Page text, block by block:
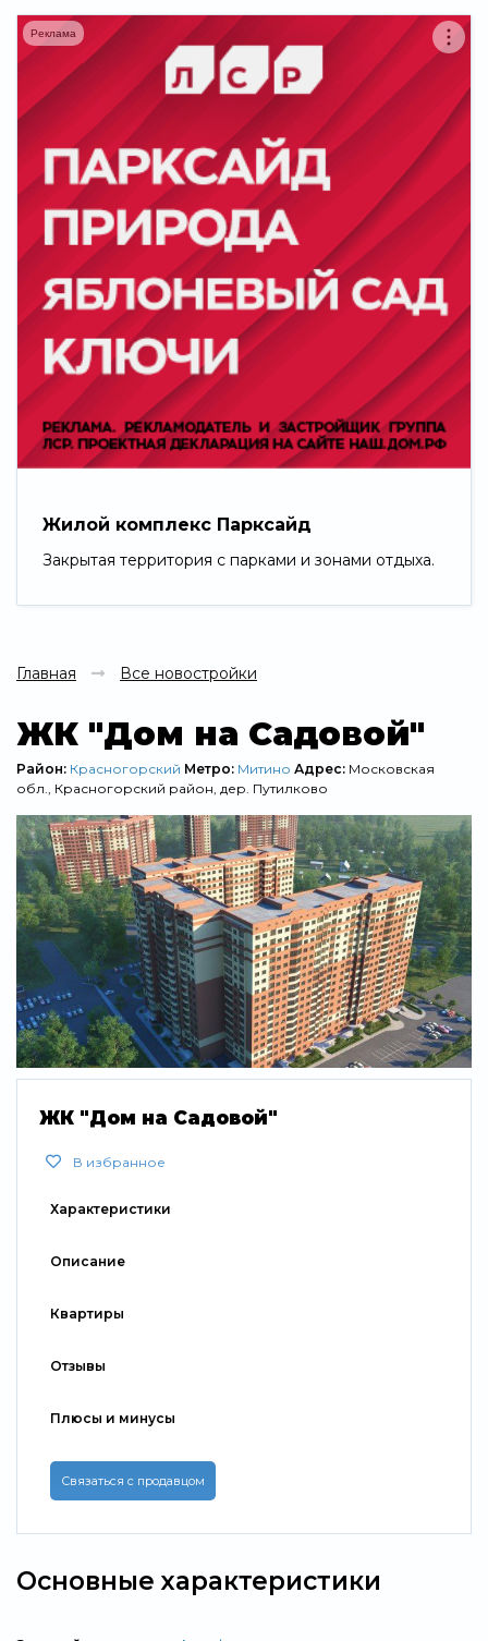
Жилой комплекс Парксайд
Закрытая территория с парками и зонами отдыха.
Реклама
Главная Все новостройки
ЖК "Дом на Садовой"
Район: Красногорский Метро: Митино Адрес: Московская
обл., Красногорский район, дер. Путилково
ЖК "Дом на Садовой"
В избранное
Характеристики
Описание
Квартиры
Отзывы
Плюсы и минусы
Связаться с продавцом
Основные характеристики